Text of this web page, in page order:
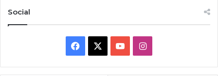
Social
Facebook YouTubeInstagram